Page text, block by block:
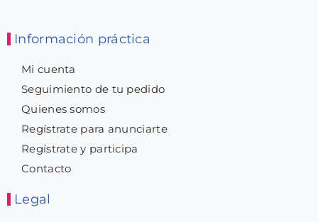
Información práctica
Mi cuenta
Seguimiento de tu pedido
Quienes somos
Regístrate para anunciarte
Regístrate y participa
Contacto
Legal